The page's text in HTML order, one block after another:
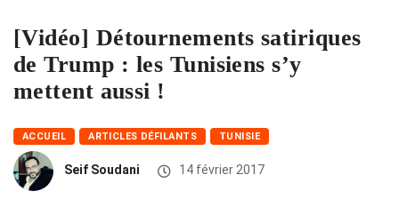
[Vidéo] Détournements satiriques
de Trump : les Tunisiens s’y
mettent aussi !
ACCUEIL ARTICLES DÉFILANTS TUNISIE
Seif Soudani 14 février 2017